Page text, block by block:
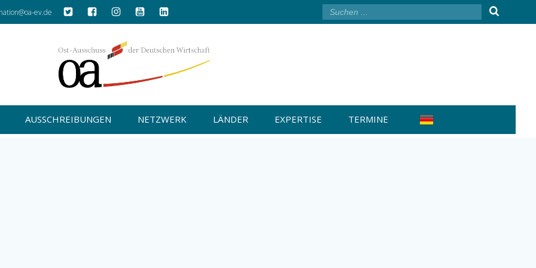
ev.de
AUSSCHREIBUNGEN NETZWERK LÄNDER EXPERTISE TERMINE